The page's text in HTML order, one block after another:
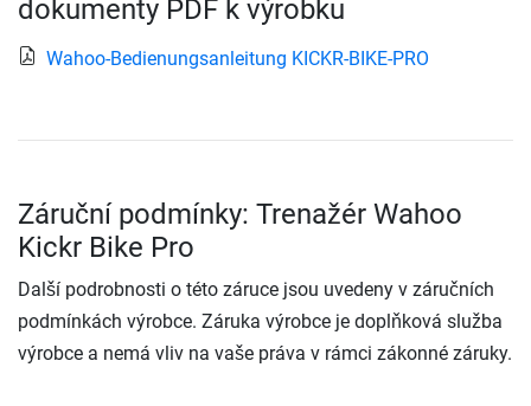
dokumenty PDF k výrobku
Wahoo-Bedienungsanleitung KICKR-BIKE-PRO
Záruční podmínky: Trenažér Wahoo
Kickr Bike Pro
Další podrobnosti o této záruce jsou uvedeny v záručních
podmínkách výrobce. Záruka výrobce je doplňková služba
výrobce a nemá vliv na vaše práva v rámci zákonné záruky.